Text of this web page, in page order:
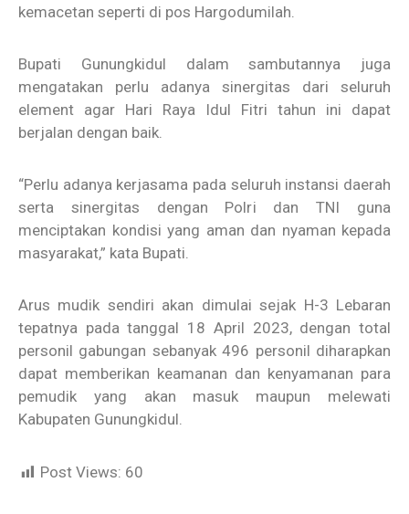
kemacetan seperti di pos Hargodumilah.
Bupati Gunungkidul dalam sambutannya juga
mengatakan perlu adanya sinergitas dari seluruh
element agar Hari Raya Idul Fitri tahun ini dapat
berjalan dengan baik.
“Perlu adanya kerjasama pada seluruh instansi daerah
serta sinergitas dengan Polri dan TNI guna
menciptakan kondisi yang aman dan nyaman kepada
masyarakat,” kata Bupati.
Arus mudik sendiri akan dimulai sejak H-3 Lebaran
tepatnya pada tanggal 18 April 2023, dengan total
personil gabungan sebanyak 496 personil diharapkan
dapat memberikan keamanan dan kenyamanan para
pemudik yang akan masuk maupun melewati
Kabupaten Gunungkidul.
Post Views: 60